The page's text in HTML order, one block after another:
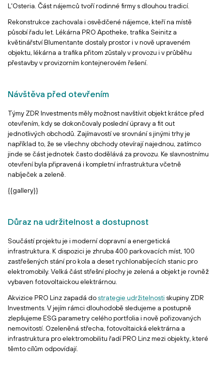
L'Osteria. Část nájemců tvoří rodinné firmy s dlouhou tradicí.
Rekonstrukce zachovala i osvědčené nájemce, kteří na místě
působí řadu let. Lékárna PRO Apotheke, trafika Seinitz a
květinářství Blumentante dostaly prostor i v nově upraveném
objektu, lékárna a trafika přitom zůstaly v provozu i v průběhu
přestavby v provizorním kontejnerovém řešení.
Návštěva před otevřením
Týmy ZDR Investments měly možnost navštívit objekt krátce před
otevřením, kdy se dokončovaly poslední úpravy a fit out
jednotlivých obchodů. Zajímavostí ve srovnání s jinými trhy je
například to, že se všechny obchody otevírají najednou, zatímco
jinde se část jednotek často dodělává za provozu. Ke slavnostnímu
otevření byla připravená i kompletní infrastruktura včetně
nabíječek a zeleně.
{{gallery}}
Důraz na udržitelnost a dostupnost
Součástí projektu je i moderní dopravní a energetická
infrastruktura. K dispozici je zhruba 400 parkovacích míst, 100
zastřešených stání pro kola a deset rychlonabíjecích stanic pro
elektromobily. Velká část střešní plochy je zelená a objekt je rovněž
vybaven fotovoltaickou elektrárnou.
Akvizice PRO Linz zapadá do strategie udržitelnosti skupiny ZDR
Investments. V jejím rámci dlouhodobě sledujeme a postupně
zlepšujeme ESG parametry celého portfolia i nově pořizovaných
nemovitostí. Ozeleněná střecha, fotovoltaická elektrárna a
infrastruktura pro elektromobilitu řadí PRO Linz mezi objekty, které
těmto cílům odpovídají.